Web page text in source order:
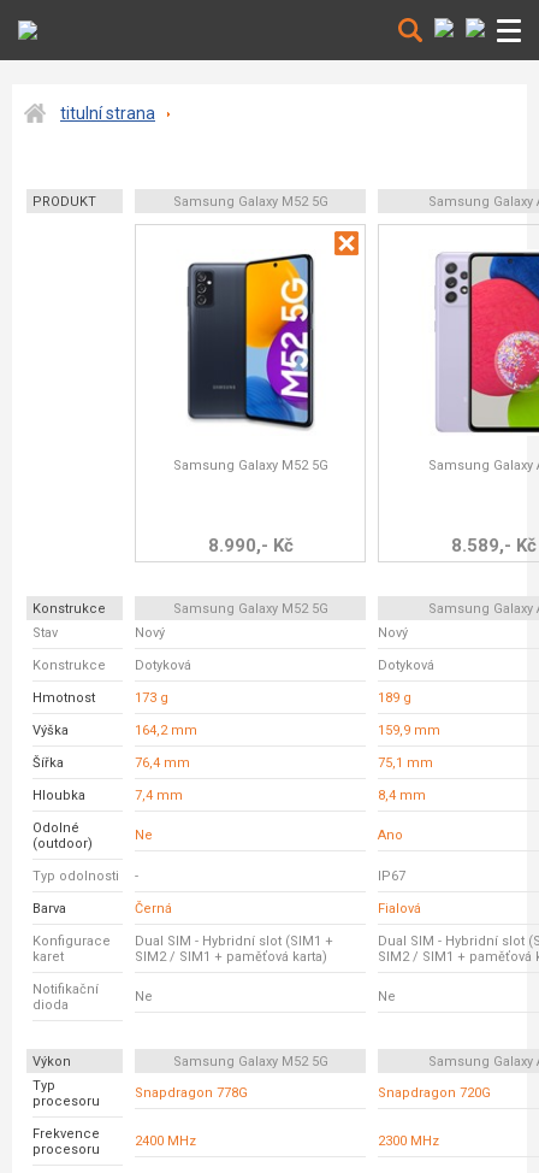
titulní strana
PRODUKT Samsung Galaxy M52 5G Samsung Galaxy
Samsung Galaxy M52 5G
8.990,- Kč
Samsung Galaxy
8.589,- Kč
Konstrukce Samsung Galaxy M52 5G
Samsung Galaxy
Stav
Nový Nový
Konstrukce Dotyková Dotyková
Hmotnost 173 g 189 g
Výška 164,2 mm 159,9 mm
Šířka 76,4 mm 75,1 mm
Hloubka 7,4 mm 8,4 mm
Odolné
(outdoor)
Ne Ano
Typ odolnosti - IP67
Barva Černá Fialová
Konfigurace
karet
Dual SIM - Hybridní slot (SIM1 +
SIM2 / SIM1 + paměťová karta)
Dual SIM - Hybridní slot
SIM2 / SIM1 + paměťová
Notifikační
dioda
Ne Ne
Výkon Samsung Galaxy M52 5G
Samsung Galaxy
Typ
procesoru
Snapdragon 778G Snapdragon 720G
Frekvence
procesoru
2400 MHz 2300 MHz